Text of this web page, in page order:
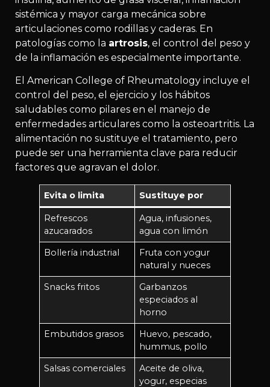
sistémica y mayor carga mecánica sobre
articulaciones como rodillas y caderas. En
patologías como la artrosis, el control del peso y
de la inflamación es especialmente importante.
El American College of Rheumatology incluye el
control del peso, el ejercicio y los hábitos
saludables como pilares en el manejo de
enfermedades articulares como la osteoartritis. La
alimentación no sustituye el tratamiento, pero
puede ser una herramienta clave para reducir
factores que agravan el dolor.
Evita o limita Sustituye por
Refrescos
azucarados
Agua, infusiones,
agua con limón
Bollería industrial
Fruta con yogur
natural y nueces
Snacks fritos
Garbanzos
especiados al
horno
Embutidos grasos
Huevo, pescado,
hummus, pollo
Salsas comerciales
Aceite de oliva,
yogur, especias